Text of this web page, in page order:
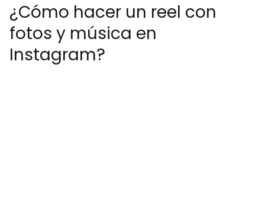
¿Cómo hacer un reel con
fotos y música en
Instagram?